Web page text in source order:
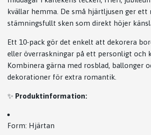
kvällar hemma. De små hjärtljusen ger ett
stämningsfullt sken som direkt höjer
Ett 10-pack gör det enkelt att dekorera
eller överraskningar på ett personligt och
Kombinera gärna med rosblad, ballonger
dekorationer för extra romantik.
✨ Produktinformation:
Form: Hjärtan